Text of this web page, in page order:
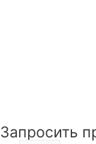
Запросить